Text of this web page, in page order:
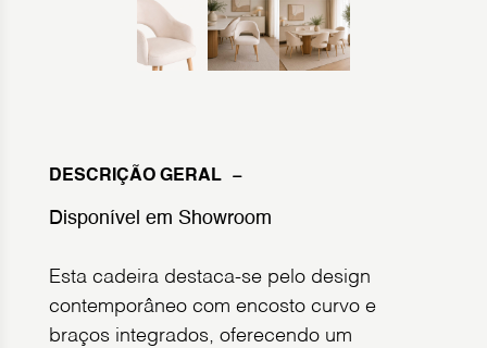
DESCRIÇÃO GERAL
Disponível em Showroom
Esta cadeira destaca-se pelo design
contemporâneo com encosto curvo e
braços integrados, oferecendo um